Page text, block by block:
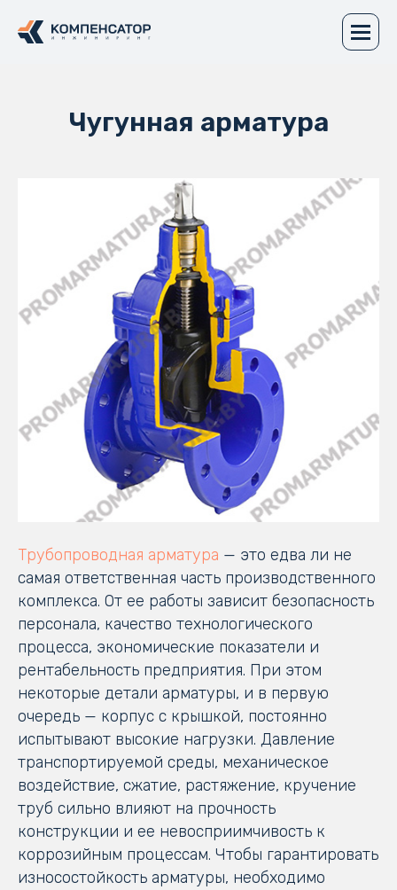
Чугунная арматура
Трубопроводная арматура — это едва ли не
самая ответственная часть производственного
комплекса. От ее работы зависит безопасность
персонала, качество технологического
процесса, экономические показатели и
рентабельность предприятия. При этом
некоторые детали арматуры, и в первую
очередь — корпус с крышкой, постоянно
испытывают высокие нагрузки. Давление
транспортируемой среды, механическое
воздействие, сжатие, растяжение, кручение
труб сильно влияют на прочность
конструкции и ее невосприимчивость к
коррозийным процессам. Чтобы гарантировать
износостойкость арматуры, необходимо